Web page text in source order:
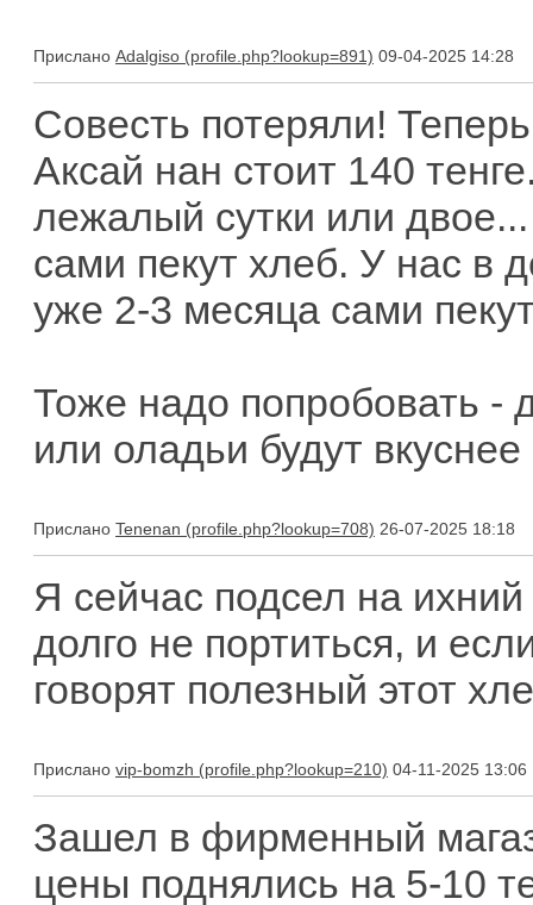
Прислано Adalgiso 09-04-2025 14:28
Совесть потеряли!
Аксай нан стоит 140
лежалый сутки или
сами пекут хлеб. У нас в
уже 2-3 месяца сами
Тоже надо попробовать
или оладьи будут
Прислано Tenenan 26-07-2025 18:18
Я сейчас подсел на
долго не портиться, и
говорят полезный этот
Прислано vip-bomzh 04-11-2025 13:06
Зашел в фирменный
цены поднялись на 5-10